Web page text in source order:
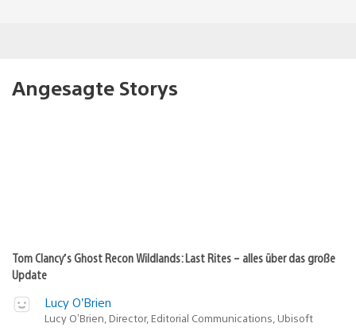
Angesagte Storys
Tom Clancy’s Ghost Recon Wildlands: Last Rites – alles über das große
Update
Lucy O’Brien
Lucy O’Brien, Director, Editorial Communications, Ubisoft